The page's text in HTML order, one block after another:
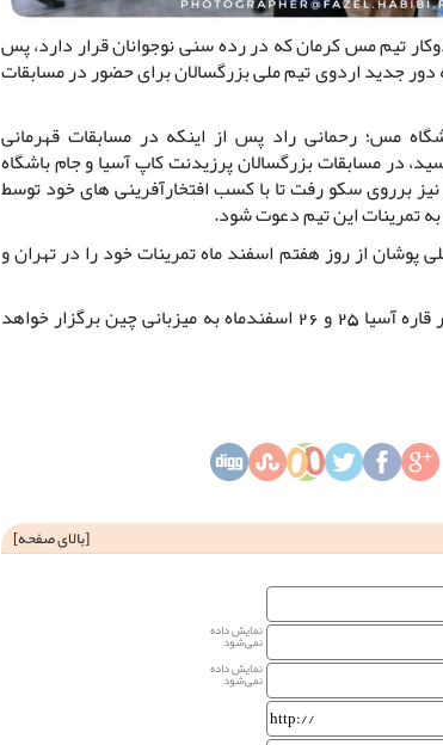
تیم مس کرمان که در رده سنی نوجوانان قرار دارد، پس
جدید اردوی تیم ملی بزرگسالان برای حضور در مسابقات
مس؛ رحمانی راد پس از اینکه در مسابقات قهرمانی
در مسابقات بزرگسالان پرزیدنت کاپ آسیا و جام باشگاه
برروی سکو رفت تا با کسب افتخارآفرینی های خود توسط
تمرینات این تیم دعوت شود.
پوشان از روز هفتم اسفند ماه تمرینات خود را در تهران و
رقابت‌های انتخابی المپیک در قاره آسیا 25 و 26 اسفندماه به میزبانی چین برگزار خواهد
[بالای صفحه]
نمایش داده
نمی‌شود
نمایش داده
نمی‌شود